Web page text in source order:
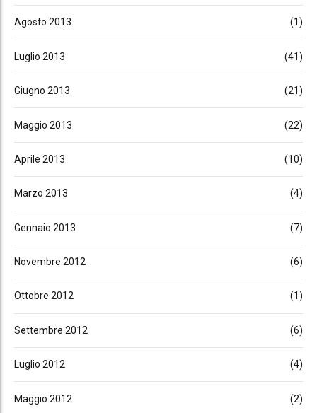
Agosto 2013 (1)
Luglio 2013 (41)
Giugno 2013 (21)
Maggio 2013 (22)
Aprile 2013 (10)
Marzo 2013 (4)
Gennaio 2013 (7)
Novembre 2012 (6)
Ottobre 2012 (1)
Settembre 2012 (6)
Luglio 2012 (4)
Maggio 2012 (2)